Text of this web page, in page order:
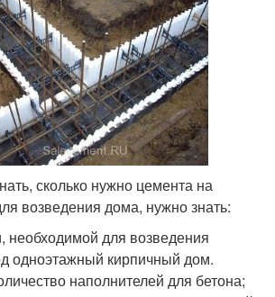
сколько нужно цемента на
возведения дома, нужно знать:
необходимой для возведения
одноэтажный кирпичный дом.
наполнителей для бетона;